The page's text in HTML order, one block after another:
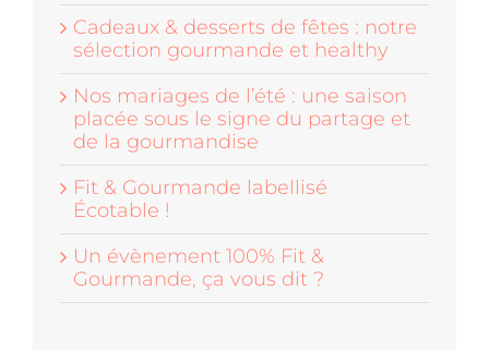
Cadeaux & desserts de fêtes : notre
sélection gourmande et healthy
Nos mariages de l’été : une saison
placée sous le signe du partage et
de la gourmandise
Fit & Gourmande labellisé
Écotable !
Un évènement 100% Fit &
Gourmande, ça vous dit ?